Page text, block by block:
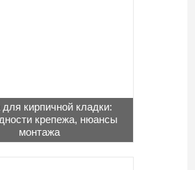
кирпичной кладки:
крепежа, нюансы
монтажа